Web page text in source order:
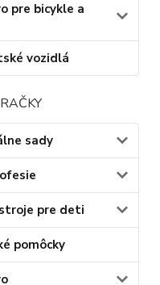
pre bicykle a
vozidlá
sady
pre deti
pomôcky